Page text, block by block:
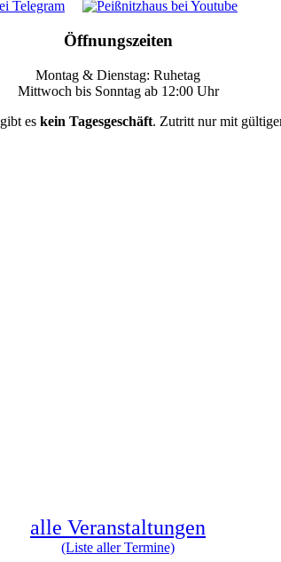
Öffnungszeiten
Montag & Dienstag: Ruhetag
Mittwoch bis Sonntag ab 12:00 Uhr
gibt es kein Tagesgeschäft. Zutritt nur mit
alle Veranstaltungen
(Liste aller Termine)